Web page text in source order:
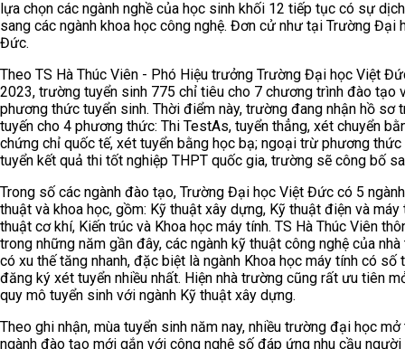
lựa chọn các ngành nghề của học sinh khối 12 tiếp tục có sự
sang các ngành khoa học công nghệ. Đơn cử như tại Trường Đại
Đức.
Theo TS Hà Thúc Viên - Phó Hiệu trưởng Trường Đại học Việt
2023, trường tuyển sinh 775 chỉ tiêu cho 7 chương trình đào tạo
phương thức tuyển sinh. Thời điểm này, trường đang nhận hồ sơ
tuyến cho 4 phương thức: Thi TestAs, tuyển thẳng, xét chuyển
chứng chỉ quốc tế, xét tuyển bằng học bạ; ngoại trừ phương
tuyển kết quả thi tốt nghiệp THPT quốc gia, trường sẽ công bố
Trong số các ngành đào tạo, Trường Đại học Việt Đức có 5
thuật và khoa học, gồm: Kỹ thuật xây dựng, Kỹ thuật điện và máy
thuật cơ khí, Kiến trúc và Khoa học máy tính. TS Hà Thúc Viên
trong những năm gần đây, các ngành kỹ thuật công nghệ của
có xu thế tăng nhanh, đặc biệt là ngành Khoa học máy tính có số
đăng ký xét tuyển nhiều nhất. Hiện nhà trường cũng rất ưu tiên
quy mô tuyển sinh với ngành Kỹ thuật xây dựng.
Theo ghi nhận, mùa tuyển sinh năm nay, nhiều trường đại học mở
ngành đào tạo mới gắn với công nghệ số đáp ứng nhu cầu người